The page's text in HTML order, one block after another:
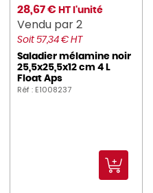
28,67 € HT l'unité
Vendu par 2
Soit 57,34 € HT
Saladier mélamine noir
25,5x25,5x12 cm 4 L
Float Aps
Réf : E1008237